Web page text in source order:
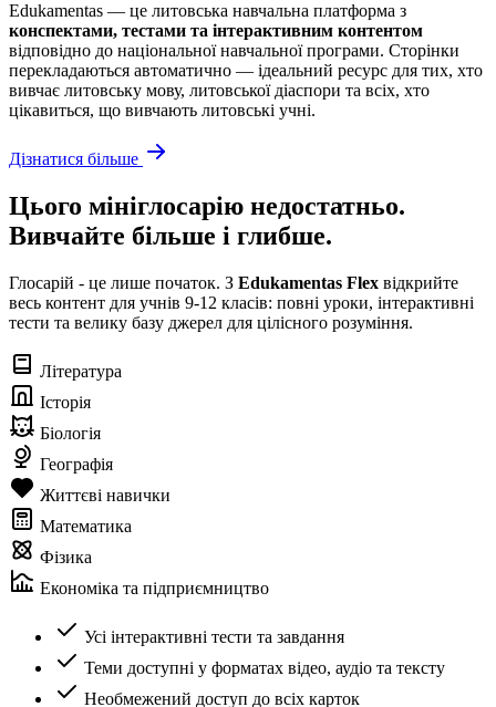
Edukamentas — це литовська навчальна платформа з
конспектами, тестами та інтерактивним контентом
відповідно до національної навчальної програми. Сторінки
перекладаються автоматично — ідеальний ресурс для тих, хто
вивчає литовську мову, литовської діаспори та всіх, хто
цікавиться, що вивчають литовські учні.
Дізнатися більше
Цього мініглосарію недостатньо.
Вивчайте більше і глибше.
Глосарій - це лише початок. З Edukamentas Flex відкрийте
весь контент для учнів 9-12 класів: повні уроки, інтерактивні
тести та велику базу джерел для цілісного розуміння.
Література
Історія
Біологія
Географія
Життєві навички
Математика
Фізика
Економіка та підприємництво
Усі інтерактивні тести та завдання
Теми доступні у форматах відео, аудіо та тексту
Необмежений доступ до всіх карток